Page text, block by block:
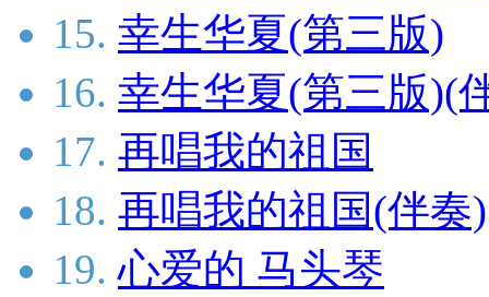
15. 幸生华夏(第三版)
16. 幸生华夏(第三版)(
17. 再唱我的祖国
18. 再唱我的祖国(伴奏)
19. 心爱的 马头琴